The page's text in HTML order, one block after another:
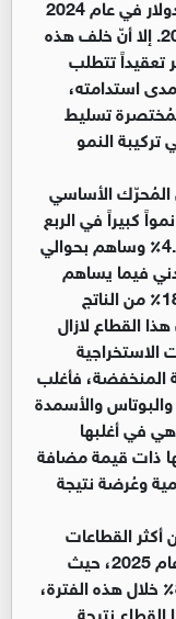
حجم الاقتصاد الأردني بنحو 53.35 مليار دولار في عام 2024
مقارنة بحوالي 51 مليار دولار في عام 2023. إلا أنّ خلف هذه
تعقيداً تتطلب
استدامته،
تسليط
النمو
الأساسي
كبيراً في الربع
الثاني من العام 2025 وصل الى حوالي 4.8٪ وساهم بحوالي
فيما يساهم
قطاع الصناعات التحويلية وحده بحوالي 18٪ من الناتج
القطاع لازال
المنخفضة، فأغلب
والأسمدة
في أغلبها
ذات قيمة مضافة
وعُرضة نتيجة
أكثر القطاعات
الاقتصادية نمواً خلال النصف الأول من عام 2025، حيث
سجل نمواً استثنائياً وصل الى حوالي 8.6٪ خلال هذه الفترة،
نتيجة